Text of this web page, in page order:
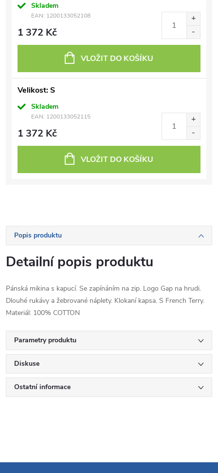
Skladem
EAN: 1200133052108
1 372 Kč
VLOŽIT DO KOŠÍKU
Velikost: S
Skladem
EAN: 1200133052115
1 372 Kč
VLOŽIT DO KOŠÍKU
Popis produktu
Detailní popis produktu
Pánská mikina s kapucí. Se zapínáním na zip. Logo Gap na hrudi.
Dlouhé rukávy a žebrované náplety. Klokaní kapsa. S French Terry.
Materiál: 100% COTTON
Parametry produktu
Diskuse
Ostatní informace